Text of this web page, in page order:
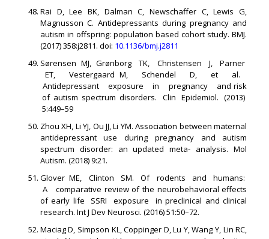
Rai D, Lee BK, Dalman C, Newschaffer C, Lewis G,
Magnusson C. Antidepressants during pregnancy and
autism in offspring: population based cohort study. BMJ.
(2017) 358:j2811. doi: 10.1136/bmj.j2811
Sørensen MJ, Grønborg TK, Christensen J, Parner
ET, Vestergaard M, Schendel D, et al.
Antidepressant exposure in pregnancy and risk
of autism spectrum disorders. Clin Epidemiol. (2013)
5:449–59
Zhou XH, Li YJ, Ou JJ, Li YM. Association between maternal
antidepressant use during pregnancy and autism
spectrum disorder: an updated meta- analysis. Mol
Autism. (2018) 9:21.
Glover ME, Clinton SM. Of rodents and humans:
A comparative review of the neurobehavioral effects
of early life SSRI exposure in preclinical and clinical
research. Int J Dev Neurosci. (2016) 51:50–72.
Maciag D, Simpson KL, Coppinger D, Lu Y, Wang Y, Lin RC,